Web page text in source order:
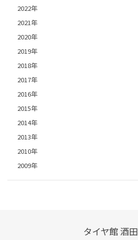
2022年
2021年
2020年
2019年
2018年
2017年
2016年
2015年
2014年
2013年
2010年
2009年
タイヤ館 酒田